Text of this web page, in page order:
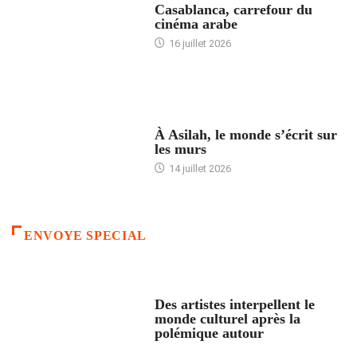
Casablanca, carrefour du
cinéma arabe
16 juillet 2026
À Asilah, le monde s’écrit sur
les murs
14 juillet 2026
ENVOYE SPECIAL
Des artistes interpellent le
monde culturel après la
polémique autour